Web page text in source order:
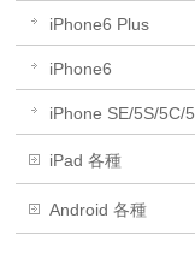
iPhone6 Plus
iPhone6
iPhone SE/5S/5C/5
iPad 各種
Android 各種